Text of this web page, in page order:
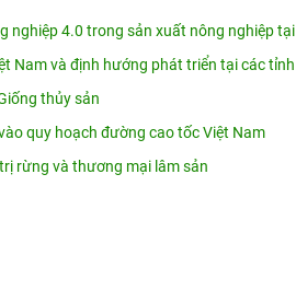
nghiệp 4.0 trong sản xuất nông nghiệp
Nam và định hướng phát triển tại các
thủy sản
quy hoạch đường cao tốc Việt Nam
rừng và thương mại lâm sản